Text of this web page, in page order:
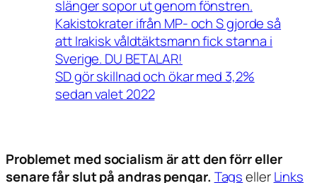
slänger sopor ut genom fönstren.
Kakistokrater ifrån MP- och S gjorde så
att Irakisk våldtäktsmann fick stanna i
Sverige. DU BETALAR!
SD gör skillnad och ökar med 3,2%
sedan valet 2022
Problemet med socialism är att den förr eller
senare får slut på andras pengar. TagsellerLinks